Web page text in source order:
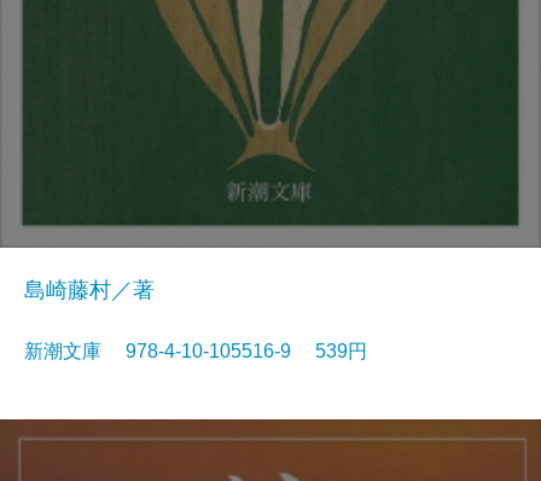
島崎藤村／著
新潮文庫 978-4-10-105516-9 539円